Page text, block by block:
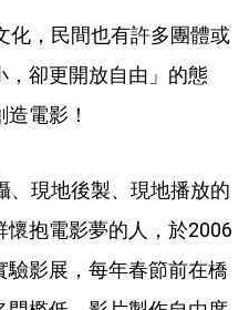
，民間也有許多團體或
，卻更開放自由」的態
電影！
現地後製、現地播放的
懷抱電影夢的人，於2006
影展，每年春節前在橋